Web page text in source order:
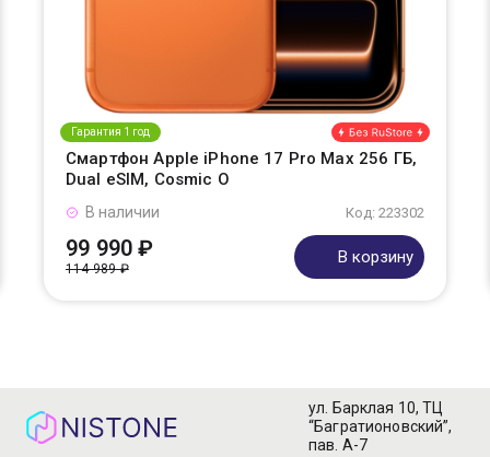
Гарантия 1 год
Смартфон Apple iPhone 17 Pro Max 256 ГБ,
Dual eSIM, Cosmic O
Код: 223302
В наличии
99 990 ₽
114 989 ₽
В корзину
ул. Барклая 10, ТЦ
“Багратионовский”,
пав. А-7